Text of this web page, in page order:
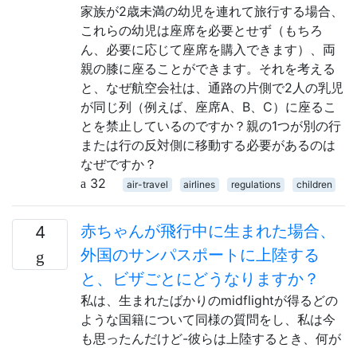
家族が2歳未満の幼児を連れて旅行する場合、
これらの幼児は座席を必要とせず（もちろ
ん、必要に応じて座席を購入できます）、両
親の膝に座ることができます。それを考える
と、なぜ航空会社は、通路の片側で2人の乳児
が同じ列（例えば、座席A、B、C）に座るこ
とを禁止しているのですか？親の1つが別の行
または行の反対側に移動する必要があるのは
なぜですか？
32
air-travel airlines regulations children
4
赤ちゃんが飛行中に生まれた場合、
外国のサンパスポートに上陸する
と、ビザごとにどうなりますか？
私は、生まれたばかりのmidflightが得るどの
ような国籍について同様の質問をし、私は今
も思ったんだけど-彼らは上陸するとき、何が